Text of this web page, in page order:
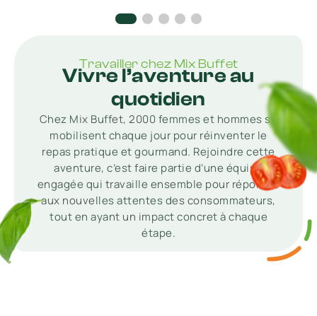
Travailler chez Mix Buffet
Vivre l’aventure au
quotidien
Chez Mix Buffet, 2000 femmes et hommes se
mobilisent chaque jour pour réinventer le
repas pratique et gourmand. Rejoindre cette
aventure, c’est faire partie d’une équipe
engagée qui travaille ensemble pour répondre
aux nouvelles attentes des consommateurs,
tout en ayant un impact concret à chaque
étape.